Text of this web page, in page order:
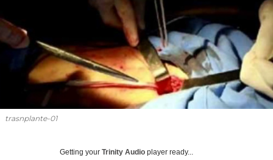
trasnplante-01
Getting your Trinity Audio player ready...